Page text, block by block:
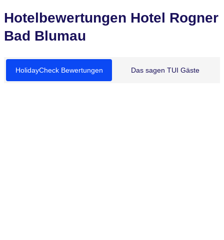
Hotelbewertungen Hotel Rogner
Bad Blumau
HolidayCheck Bewertungen Das sagen TUI Gäste